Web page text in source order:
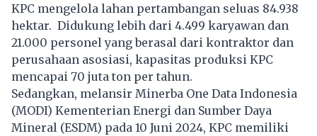
KPC mengelola lahan pertambangan seluas 84.938
hektar. Didukung lebih dari 4.499 karyawan dan
21.000 personel yang berasal dari kontraktor dan
perusahaan asosiasi, kapasitas produksi KPC
mencapai 70 juta ton per tahun.
Sedangkan, melansir Minerba One Data Indonesia
(MODI) Kementerian Energi dan Sumber Daya
Mineral (ESDM) pada 10 Juni 2024, KPC memiliki